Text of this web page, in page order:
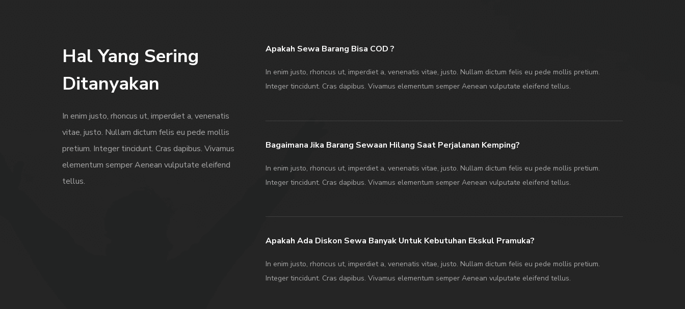
Hal Yang Sering
Ditanyakan
In enim justo, rhoncus ut, imperdiet a, venenatis
vitae, justo. Nullam dictum felis eu pede mollis
pretium. Integer tincidunt. Cras dapibus. Vivamus
elementum semper Aenean vulputate eleifend
tellus.
Apakah Sewa Barang Bisa COD ?
In enim justo, rhoncus ut, imperdiet a, venenatis vitae, justo. Nullam dictum felis eu pede mollis pretium.
Integer tincidunt. Cras dapibus. Vivamus elementum semper Aenean vulputate eleifend tellus.
Bagaimana Jika Barang Sewaan Hilang Saat Perjalanan Kemping?
In enim justo, rhoncus ut, imperdiet a, venenatis vitae, justo. Nullam dictum felis eu pede mollis pretium.
Integer tincidunt. Cras dapibus. Vivamus elementum semper Aenean vulputate eleifend tellus.
Apakah Ada Diskon Sewa Banyak Untuk Kebutuhan Ekskul Pramuka?
In enim justo, rhoncus ut, imperdiet a, venenatis vitae, justo. Nullam dictum felis eu pede mollis pretium.
Integer tincidunt. Cras dapibus. Vivamus elementum semper Aenean vulputate eleifend tellus.